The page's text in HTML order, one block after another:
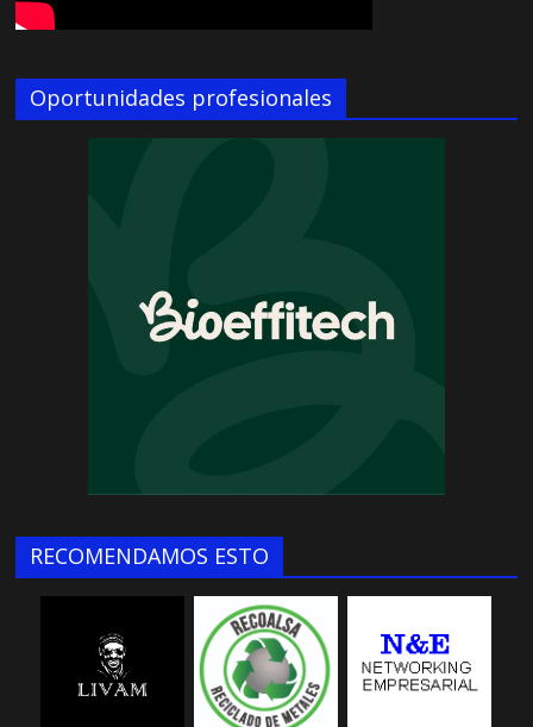
Oportunidades profesionales
RECOMENDAMOS ESTO